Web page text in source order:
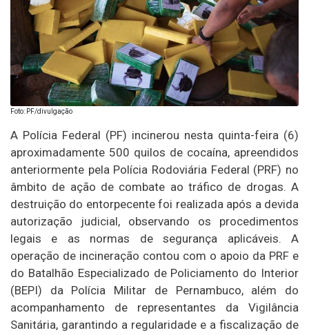
Foto: PF/divulgação
A Polícia Federal (PF) incinerou nesta quinta-feira (6)
aproximadamente 500 quilos de cocaína, apreendidos
anteriormente pela Polícia Rodoviária Federal (PRF) no
âmbito de ação de combate ao tráfico de drogas. A
destruição do entorpecente foi realizada após a devida
autorização judicial, observando os procedimentos
legais e as normas de segurança aplicáveis. A
operação de incineração contou com o apoio da PRF e
do Batalhão Especializado de Policiamento do Interior
(BEPI) da Polícia Militar de Pernambuco, além do
acompanhamento de representantes da Vigilância
Sanitária, garantindo a regularidade e a fiscalização de